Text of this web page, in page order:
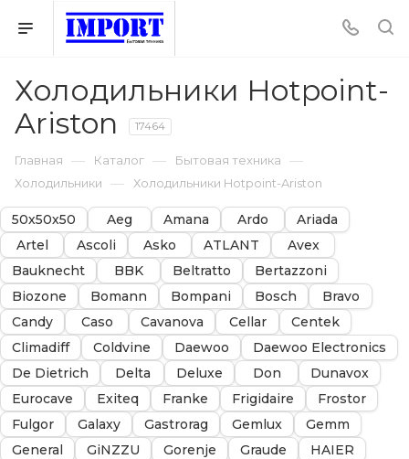
Холодильники Hotpoint-
Ariston
17464
Главная — Каталог — Бытовая техника —
Холодильники — Холодильники Hotpoint-Ariston
50х50х50 Aeg Amana Ardo
Ariada
Artel
Ascoli Asko ATLANT
Avex
Bauknecht
BBK Beltratto
Bertazzoni
Biozone
Bomann Bompani Bosch
Bravo
Candy
Caso Cavanova Cellar
Centek
Climadiff
Coldvine Daewoo
Daewoo Electronics
De Dietrich
Delta Deluxe Don
Dunavox
Eurocave
Exiteq Franke Frigidaire
Frostor
Fulgor
Galaxy Gastrorag Gemlux
Gemm
General
GiNZZU Gorenje Graude
HAIER